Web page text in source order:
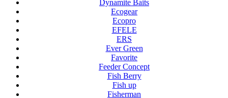
Dynamite Baits
Ecogear
Ecopro
EFELE
ERS
Ever Green
Favorite
Feeder Concept
Fish Berry
Fish up
Fisherman